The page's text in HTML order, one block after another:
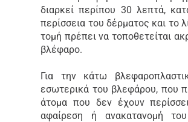
διαρκεί περίπου 30 λεπτά,
περίσσεια του δέρματος και
τομή πρέπει να τοποθετείται
βλέφαρο.
Για την κάτω
εσωτερικά του βλεφάρου, που
άτομα που δεν έχουν
αφαίρεση ή ανακατανομή